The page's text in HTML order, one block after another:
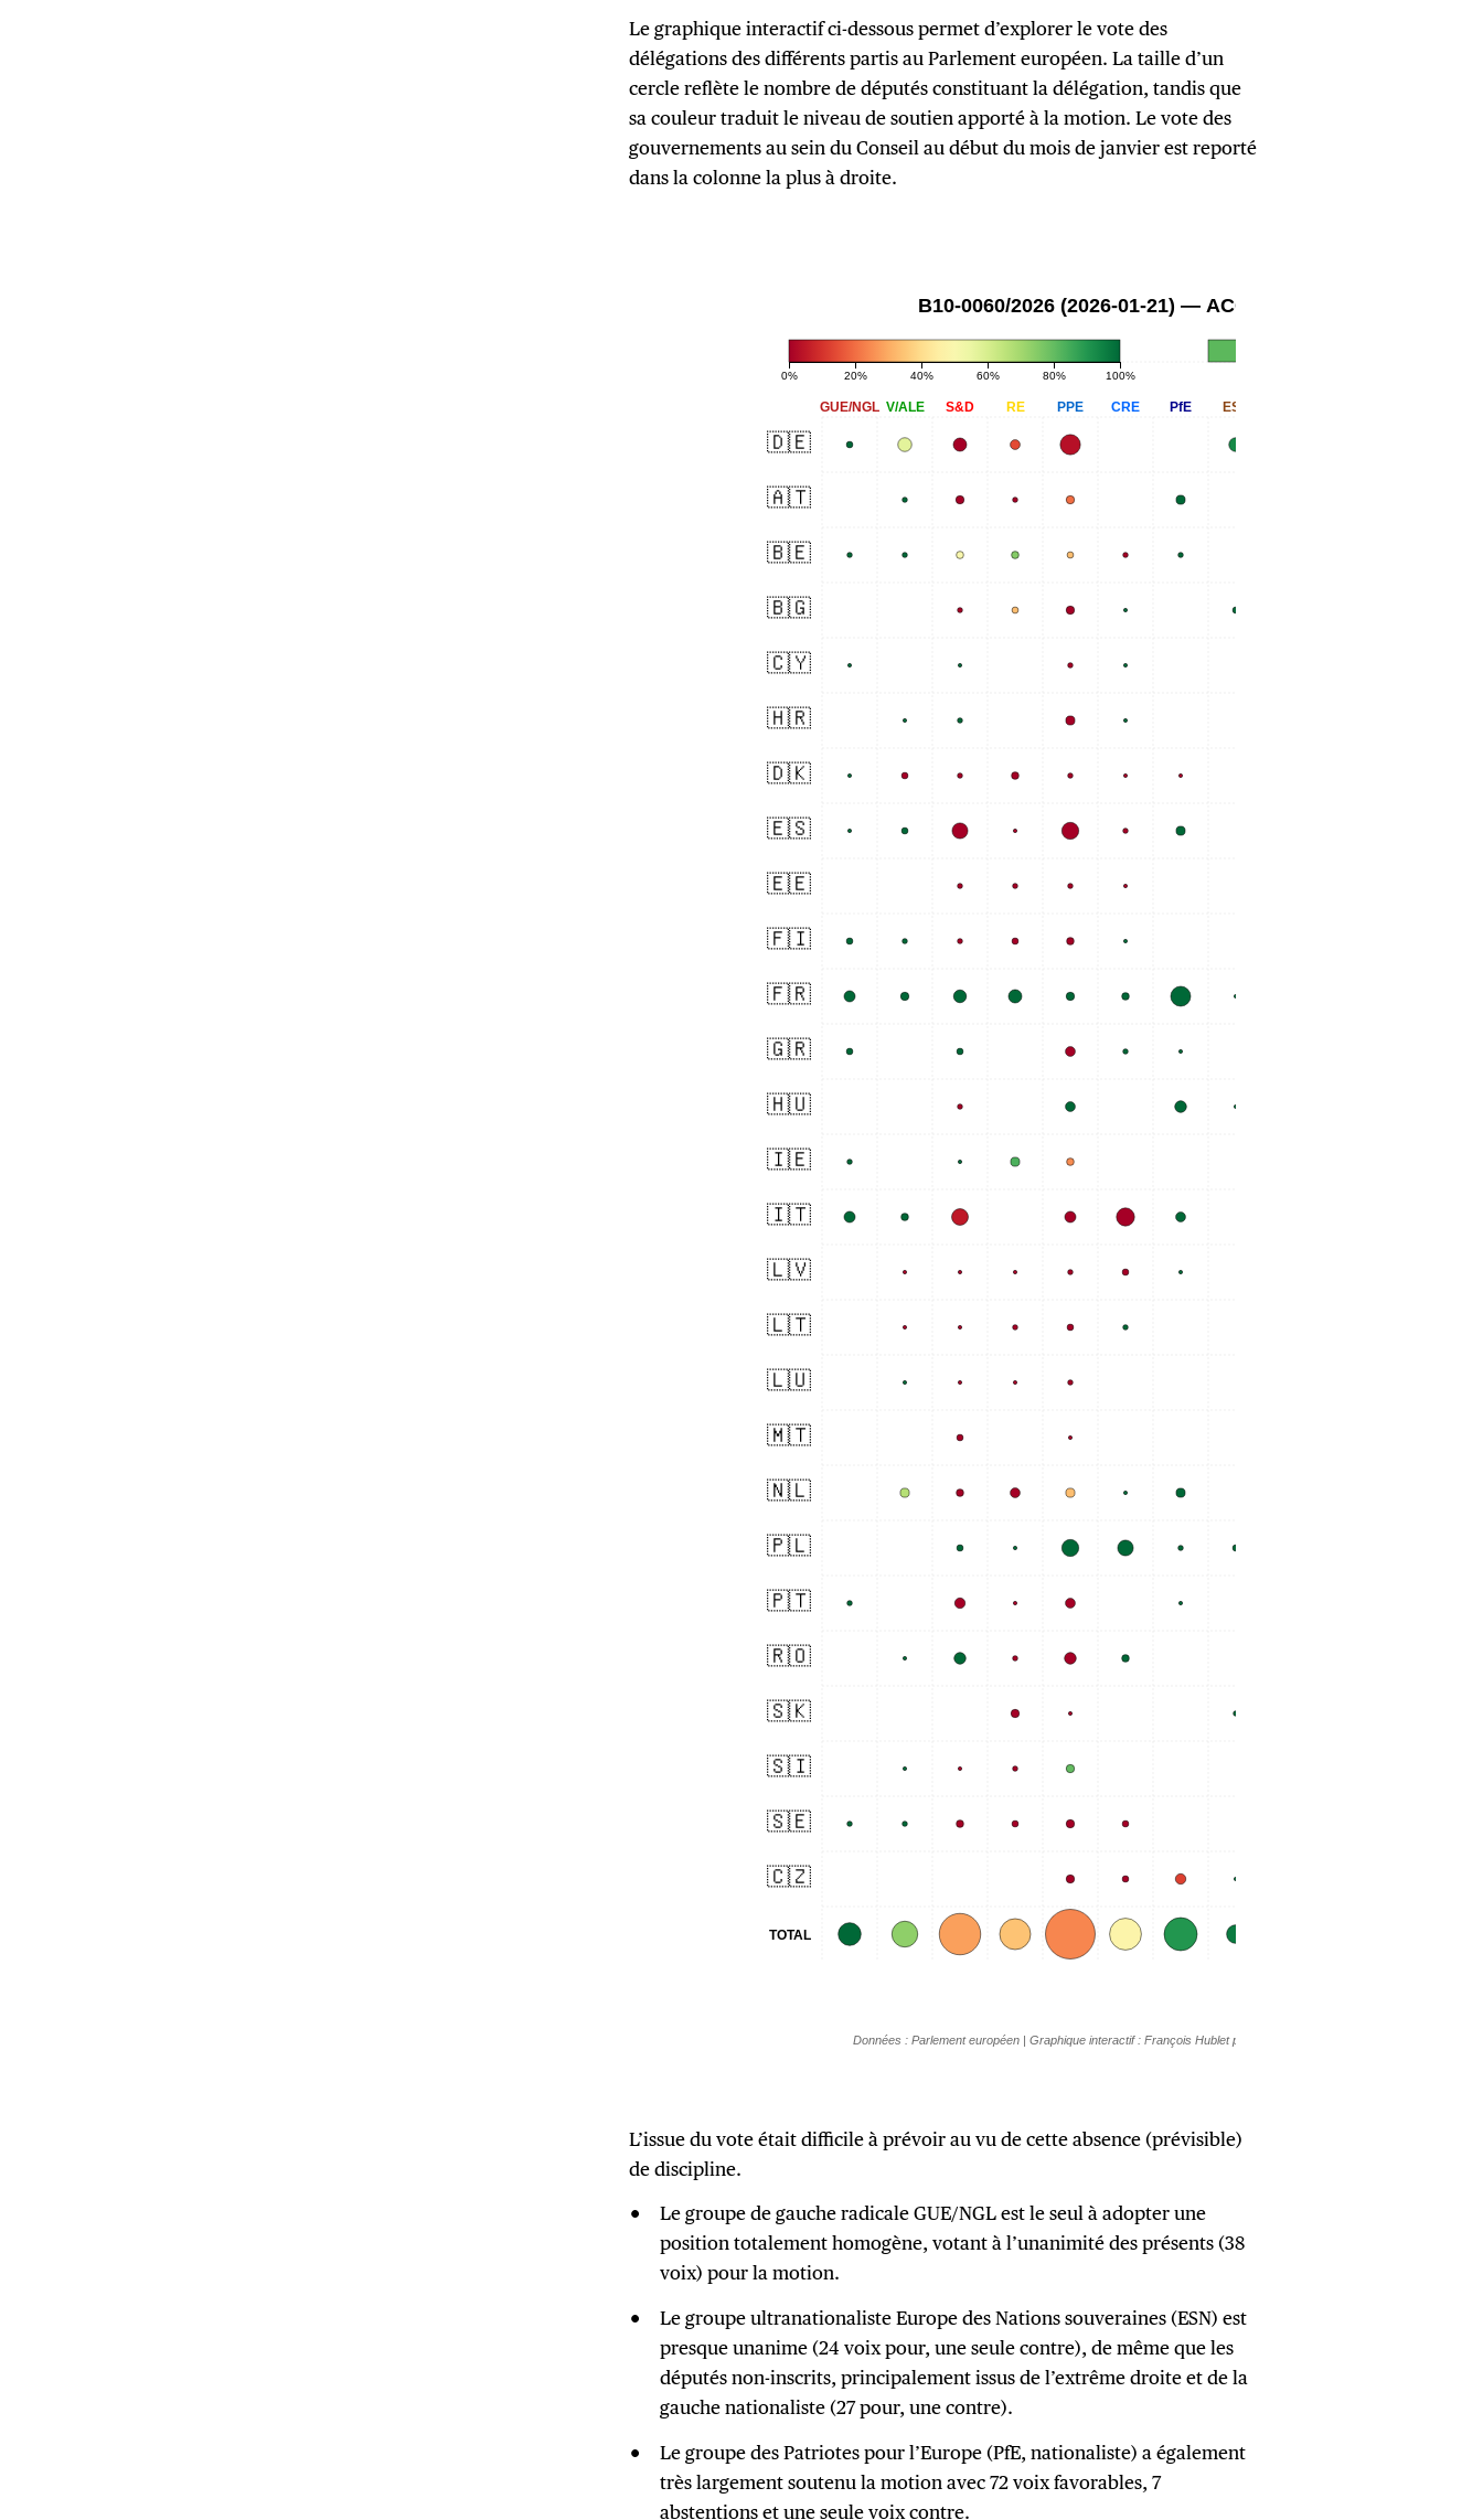
Le graphique interactif ci-dessous permet d’explorer le vote des
délégations des différents partis au Parlement européen. La taille d’un
cercle reflète le nombre de députés constituant la délégation, tandis que
sa couleur traduit le niveau de soutien apporté à la motion. Le vote des
gouvernements au sein du Conseil au début du mois de janvier est reporté
dans la colonne la plus à droite.
L’issue du vote était difficile à prévoir au vu de cette absence (prévisible)
de discipline.
Le groupe de gauche radicale GUE/NGL est le seul à adopter une
position totalement homogène, votant à l’unanimité des présents (38
voix) pour la motion.
Le groupe ultranationaliste Europe des Nations souveraines (ESN) est
presque unanime (24 voix pour, une seule contre), de même que les
députés non-inscrits, principalement issus de l’extrême droite et de la
gauche nationaliste (27 pour, une contre).
Le groupe des Patriotes pour l’Europe (PfE, nationaliste) a également
très largement soutenu la motion avec 72 voix favorables, 7
abstentions et une seule voix contre.